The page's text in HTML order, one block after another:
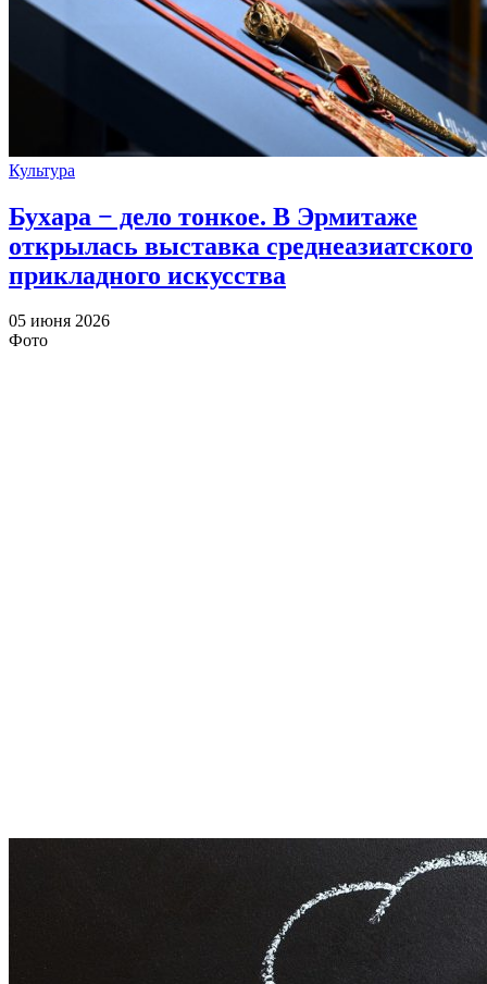
Культура
Бухара − дело тонкое. В Эрмитаже
открылась выставка среднеазиатского
прикладного искусства
05 июня 2026
Фото